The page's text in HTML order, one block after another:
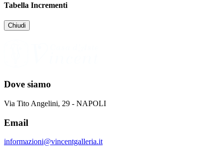
Tabella Incrementi
Chiudi
Dove siamo
Via Tito Angelini, 29 - NAPOLI
Email
informazioni@vincentgalleria.it